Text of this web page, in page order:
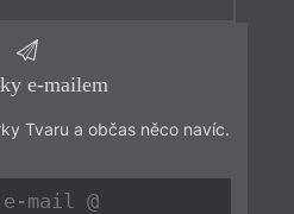
e-mailem
Tvaru a občas něco navíc.